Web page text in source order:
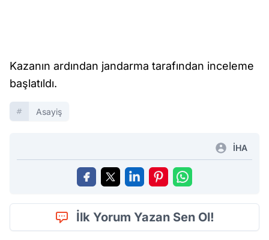
Kazanın ardından jandarma tarafından inceleme
başlatıldı.
Asayiş
İHA
İlk Yorum Yazan Sen Ol!